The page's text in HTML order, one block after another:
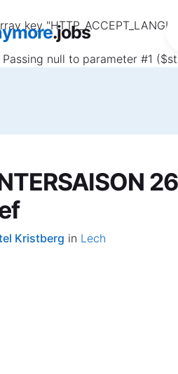
key
Passing null to parameter #1
.jobs
Kristberg in Lech